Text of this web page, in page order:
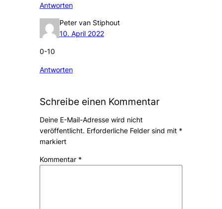
Antworten
Peter van Stiphout
10. April 2022
0-10
Antworten
Schreibe einen Kommentar
Deine E-Mail-Adresse wird nicht
veröffentlicht. Erforderliche Felder sind mit *
markiert
Kommentar *